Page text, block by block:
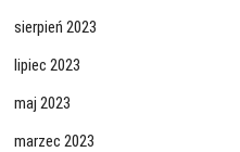
sierpień 2023
lipiec 2023
maj 2023
marzec 2023